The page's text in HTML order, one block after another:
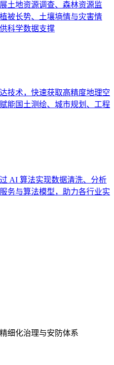
土地资源调查、森林资源监
被长势、土壤墒情与灾害情
科学数据支撑
技术，快速获取高精度地理空
能国土测绘、城市规划、工程
AI 算法实现数据清洗、分析
务与算法模型，助力各行业实
细化治理与安防体系